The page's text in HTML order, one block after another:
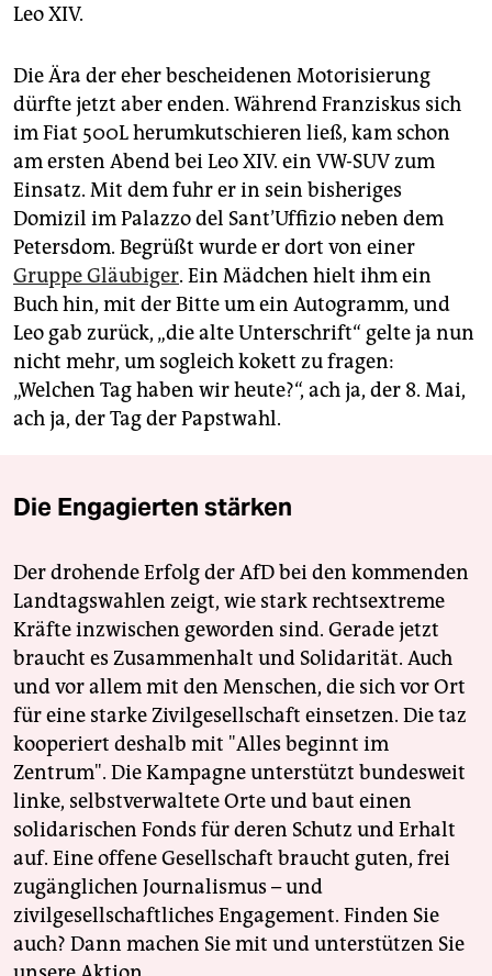
Leo XIV.
Die Ära der eher bescheidenen Motorisierung
dürfte jetzt aber enden. Während Franziskus sich
im Fiat 500L herumkutschieren ließ, kam schon
am ersten Abend bei Leo XIV. ein VW-SUV zum
Einsatz. Mit dem fuhr er in sein bisheriges
Domizil im Palazzo del Sant’Uffizio neben dem
Petersdom. Begrüßt wurde er dort von einer
Gruppe Gläubiger. Ein Mädchen hielt ihm ein
Buch hin, mit der Bitte um ein Autogramm, und
Leo gab zurück, „die alte Unterschrift“ gelte ja nun
nicht mehr, um sogleich kokett zu fragen:
„Welchen Tag haben wir heute?“, ach ja, der 8. Mai,
ach ja, der Tag der Papstwahl.
Die Engagierten stärken
Der drohende Erfolg der AfD bei den kommenden
Landtagswahlen zeigt, wie stark rechtsextreme
Kräfte inzwischen geworden sind. Gerade jetzt
braucht es Zusammenhalt und Solidarität. Auch
und vor allem mit den Menschen, die sich vor Ort
für eine starke Zivilgesellschaft einsetzen. Die taz
kooperiert deshalb mit "Alles beginnt im
Zentrum". Die Kampagne unterstützt bundesweit
linke, selbstverwaltete Orte und baut einen
solidarischen Fonds für deren Schutz und Erhalt
auf. Eine offene Gesellschaft braucht guten, frei
zugänglichen Journalismus – und
zivilgesellschaftliches Engagement. Finden Sie
auch? Dann machen Sie mit und unterstützen Sie